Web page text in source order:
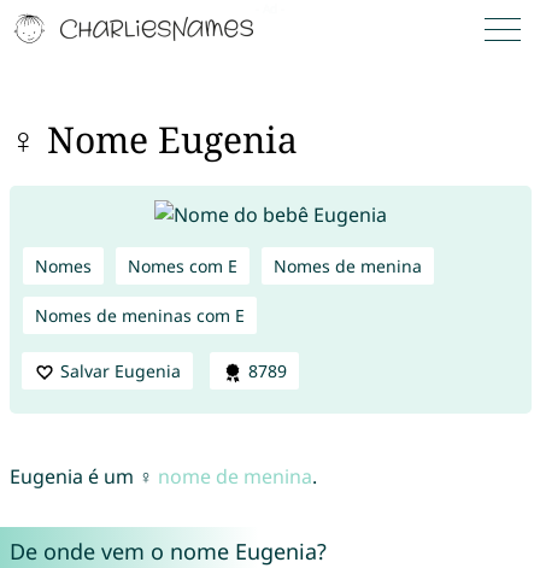
♀ Nome Eugenia
Nomes Nomes com E Nomes de menina
Nomes de meninas com E
Salvar Eugenia 8789
Eugenia é um ♀ nome de menina.
De onde vem o nome Eugenia?